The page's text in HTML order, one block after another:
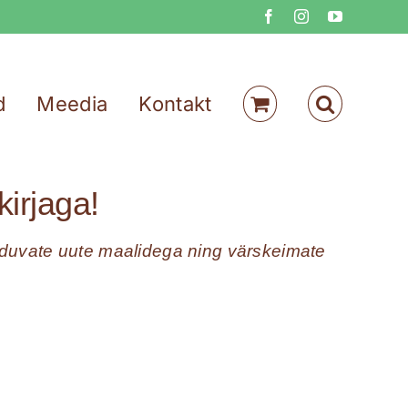
FacebookInstagramYouTube
Meedia Kontakt
uute maalidega ning värskeimate